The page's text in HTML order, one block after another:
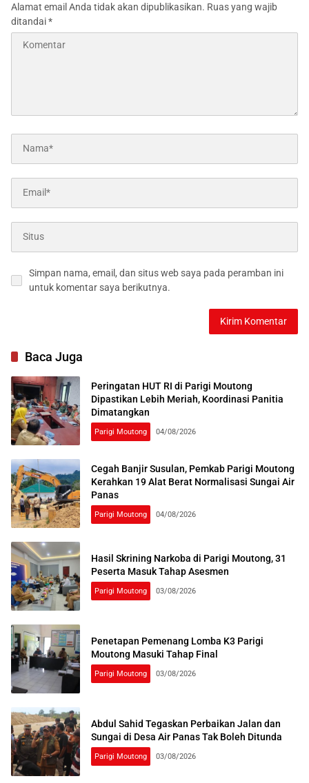
Alamat email Anda tidak akan dipublikasikan. Ruas yang wajib
ditandai*
Simpan nama, email, dan situs web saya pada peramban ini
untuk komentar saya berikutnya.
Baca Juga
Peringatan HUT RI di Parigi Moutong
Dipastikan Lebih Meriah, Koordinasi Panitia
Dimatangkan
Parigi Moutong 04/08/2026
Cegah Banjir Susulan, Pemkab Parigi Moutong
Kerahkan 19 Alat Berat Normalisasi Sungai Air
Panas
Parigi Moutong 04/08/2026
Hasil Skrining Narkoba di Parigi Moutong, 31
Peserta Masuk Tahap Asesmen
Parigi Moutong 03/08/2026
Penetapan Pemenang Lomba K3 Parigi
Moutong Masuki Tahap Final
Parigi Moutong 03/08/2026
Abdul Sahid Tegaskan Perbaikan Jalan dan
Sungai di Desa Air Panas Tak Boleh Ditunda
Parigi Moutong 03/08/2026